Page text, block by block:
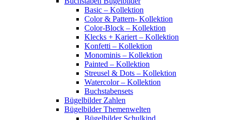
Basic – Kollektion
Color & Pattern- Kollektion
Color-Block – Kollektion
Klecks + Kariert – Kollektion
Konfetti – Kollektion
Monominis – Kollektion
Painted – Kollektion
Streusel & Dots – Kollektion
Watercolor – Kollektion
Buchstabensets
Bügelbilder Zahlen
Bügelbilder Themenwelten
Bügelbilder Schulkind